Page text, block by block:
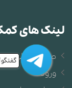
گفتگو
لینک های
صفحه اصلی
ورود